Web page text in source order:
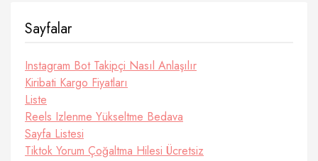
Sayfalar
Instagram Bot Takipçi Nasıl Anlaşılır
Kiribati Kargo Fiyatları
Liste
Reels Izlenme Yükseltme Bedava
Sayfa Listesi
Tiktok Yorum Çoğaltma Hilesi Ücretsiz